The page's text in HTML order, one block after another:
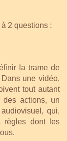
2 questions :
la trame de
une vidéo,
tout autant
des actions, un
qui,
règles dont les